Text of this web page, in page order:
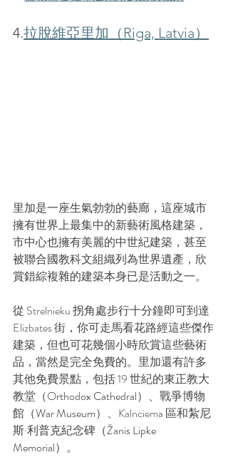
4.拉脫維亞里加（Riga, Latvia）
里加是一座生氣勃勃的藝廊，這座城市
擁有世界上最集中的新藝術風格建築，
市中心也擁有美麗的中世紀建築，甚至
被聯合國教科文組織列為世界遺產，欣
賞錯綜複雜的建築本身已是活動之一。
從 Strelnieku 拐角處步行十分鐘即可到達
Elizbates 街，你可走馬看花路經這些傑作
建築，但也可花幾個小時欣賞這些藝術
品，當然是完全免費的。里加還有許多
其他免費景點，包括 19 世紀的東正教大
教堂（Orthodox Cathedral）、戰爭博物
館（War Museum）、Kalnciema 區和紮尼
斯·利普克紀念碑（Žanis Lipke
Memorial）。